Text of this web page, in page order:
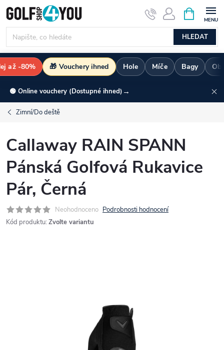
Přejít
na
obsah
HLEDAT
NÁKUPNÍ
KOŠÍK
až -80% 🎁 Vouchery ihned Hole Míče Bagy
🟢 Online vouchery (Dostupné ihned) →
Zimní/Do deště
Callaway RAIN SPANN
Pánská Golfová Rukavice
Pár, Černá
Neohodnoceno Podrobnosti hodnocení
Kód produktu: Zvolte variantu